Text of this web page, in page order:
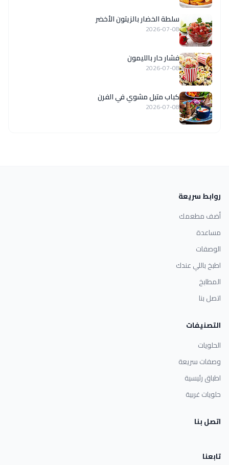
سلطة الخضار بالزيتون الأخضر
2026-07-08
فشار حار بالليمون
2026-07-08
كباب متبل مشوي في الفرن
2026-07-08
روابط سريعة
أضف مطعمك
مساعدة
الوصفات
اطبخ باللي عندك
المطابخ
اتصل بنا
التصنيفات
الحلويات
وصفات سريعة
اطباق رئيسية
حلويات غربية
اتصل بنا
تابعنا